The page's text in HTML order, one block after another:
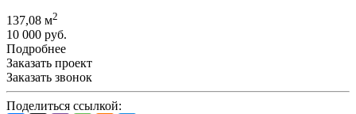
137,08 м2
10 000 руб.
Подробнее
Заказать проект
Заказать звонок
Поделиться ссылкой: